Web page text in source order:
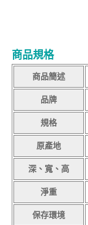
商品規格
商品簡述
品牌
規格
原產地
深、寬、高
淨重
保存環境